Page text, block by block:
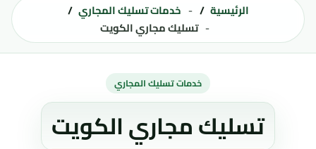
الرئيسية
خدمات تسليك المجاري
تسليك مجاري الكويت
خدمات تسليك المجاري
تسليك مجاري الكويت